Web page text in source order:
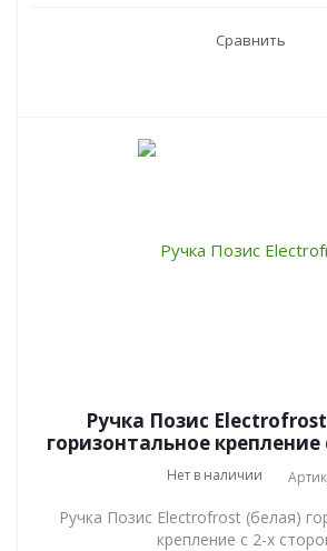
Сравнить
Ручка Позис
горизонтальное крепление
Нет в наличии
Ручка Позис Electrofrost (белая)
крепление с 2-х